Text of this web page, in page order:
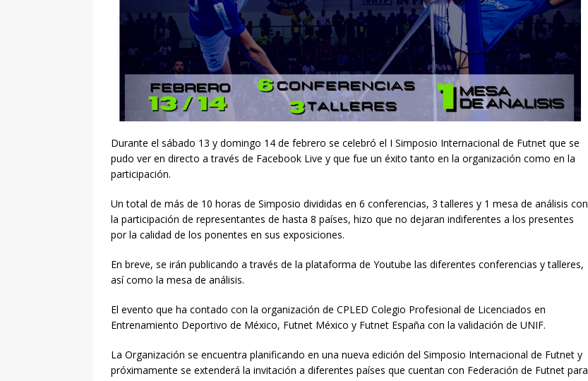
Durante el sábado 13 y domingo 14 de febrero se celebró el I Simposio Internacional de Futnet que se
pudo ver en directo a través de Facebook Live y que fue un éxito tanto en la organización como en la
participación.
Un total de más de 10 horas de Simposio divididas en 6 conferencias, 3 talleres y 1 mesa de análisis con
la participación de representantes de hasta 8 países, hizo que no dejaran indiferentes a los presentes
por la calidad de los ponentes en sus exposiciones.
En breve, se irán publicando a través de la plataforma de Youtube las diferentes conferencias y talleres,
así como la mesa de análisis.
El evento que ha contado con la organización de CPLED Colegio Profesional de Licenciados en
Entrenamiento Deportivo de México, Futnet México y Futnet España con la validación de UNIF.
La Organización se encuentra planificando en una nueva edición del Simposio Internacional de Futnet y
próximamente se extenderá la invitación a diferentes países que cuentan con Federación de Futnet para